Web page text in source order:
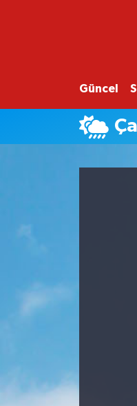
Güncel
SAMSUN
SAMSUNSPOR